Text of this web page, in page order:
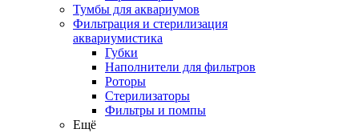
Тумбы для аквариумов
Фильтрация и стерилизация
аквариумистика
Губки
Наполнители для фильтров
Роторы
Стерилизаторы
Фильтры и помпы
Ещё